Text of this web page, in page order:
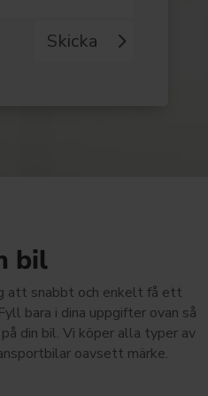
Skicka
bil
att snabbt och enkelt få ett
bara i dina uppgifter ovan så
din bil. Vi köper alla typer av
oavsett märke.